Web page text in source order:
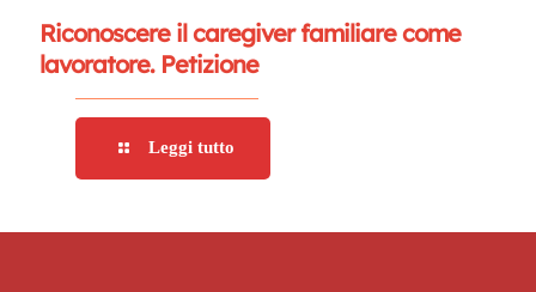
Riconoscere il caregiver familiare come
lavoratore. Petizione
Leggi tutto